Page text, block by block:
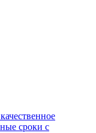
сроки с